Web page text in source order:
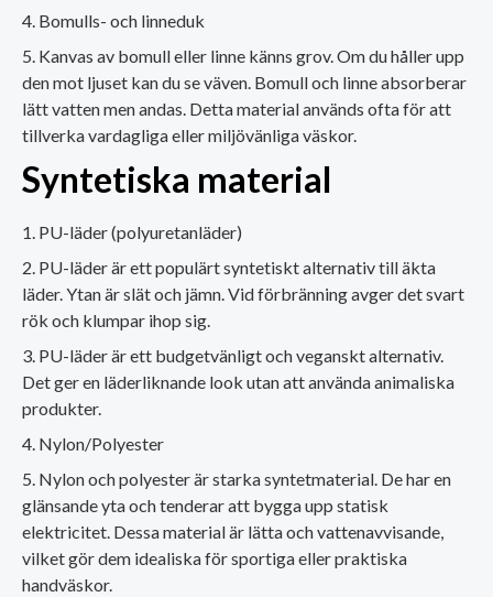
Bomulls- och linneduk
Kanvas av bomull eller linne känns grov. Om du håller upp
den mot ljuset kan du se väven. Bomull och linne absorberar
lätt vatten men andas. Detta material används ofta för att
tillverka vardagliga eller miljövänliga väskor.
Syntetiska material
PU-läder (polyuretanläder)
PU-läder är ett populärt syntetiskt alternativ till äkta
läder. Ytan är slät och jämn. Vid förbränning avger det svart
rök och klumpar ihop sig.
PU-läder är ett budgetvänligt och veganskt alternativ.
Det ger en läderliknande look utan att använda animaliska
produkter.
Nylon/Polyester
Nylon och polyester är starka syntetmaterial. De har en
glänsande yta och tenderar att bygga upp statisk
elektricitet. Dessa material är lätta och vattenavvisande,
vilket gör dem idealiska för sportiga eller praktiska
handväskor.